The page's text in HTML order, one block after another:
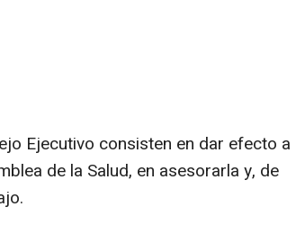
Ejecutivo consisten en dar efecto a
de la Salud, en asesorarla y, de